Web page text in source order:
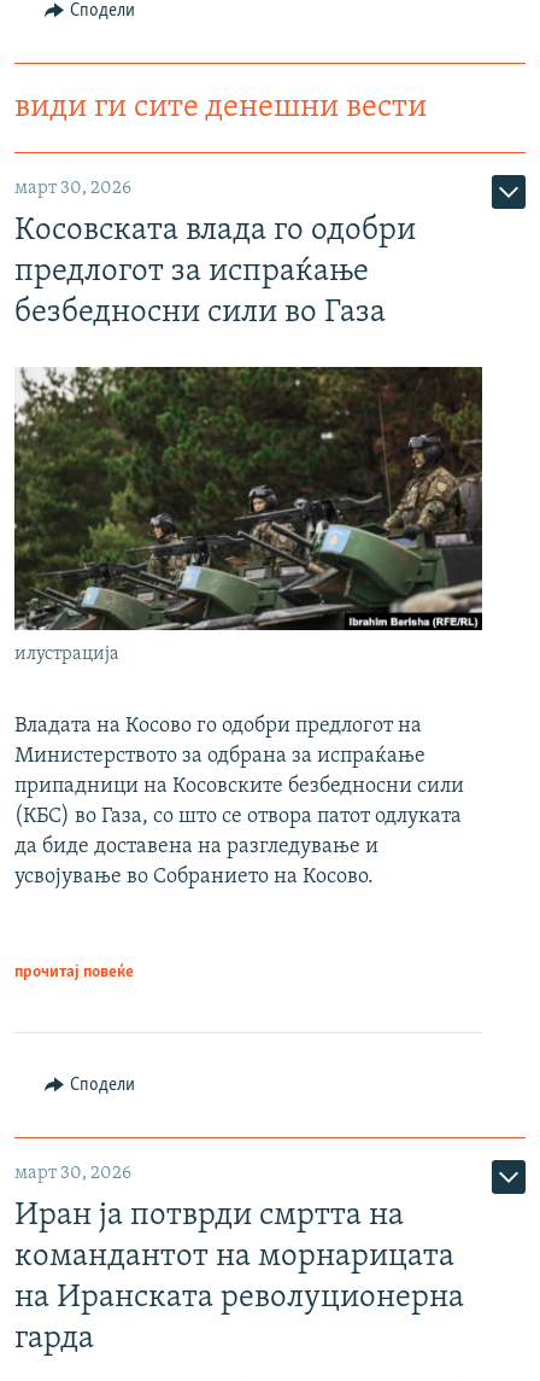
Сподели
види ги сите денешни вести
март 30, 2026
Косовската влада го одобри
предлогот за испраќање
безбедносни сили во Газа
илустрација
Владата на Косово го одобри предлогот на
Министерството за одбрана за испраќање
припадници на Косовските безбедносни сили
(КБС) во Газа, со што се отвора патот одлуката
да биде доставена на разгледување и
усвојување во Собранието на Косово.
прочитај повеќе
Сподели
март 30, 2026
Иран ја потврди смртта на
командантот на морнарицата
на Иранската револуционерна
гарда